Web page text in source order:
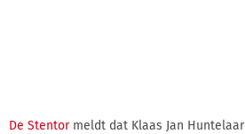
De Stentormeldt dat Klaas Jan